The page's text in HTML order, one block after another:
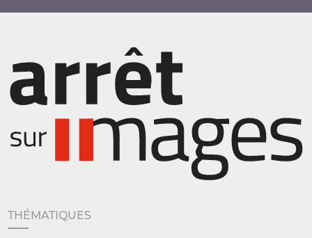
THÉMATIQUES